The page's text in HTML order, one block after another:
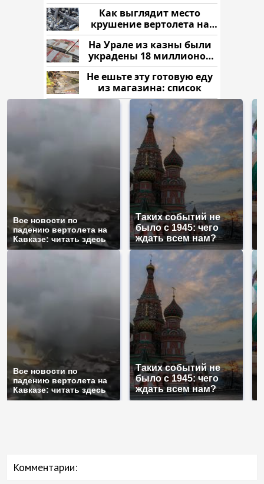
Как выглядит место
крушение вертолета на
Кавказе: смотреть
На Урале из казны были
украдены 18 миллионов
рублей
Не ешьте эту готовую еду
из магазина: список
Все новости по
падению вертолета на
Кавказе: читать здесь
Таких событий не
было с 1945: чего
ждать всем нам?
Все новости по
падению вертолета на
Кавказе: читать здесь
Таких событий не
было с 1945: чего
ждать всем нам?
Комментарии: